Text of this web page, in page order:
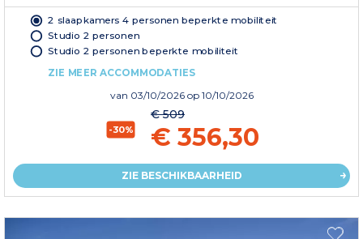
2 slaapkamers 4 personen beperkte mobiliteit
Studio 2 personen
Studio 2 personen beperkte mobiliteit
ZIE MEER ACCOMMODATIES
van 03/10/2026 op 10/10/2026
-30%
€ 509
€ 356,30
ZIE BESCHIKBAARHEID